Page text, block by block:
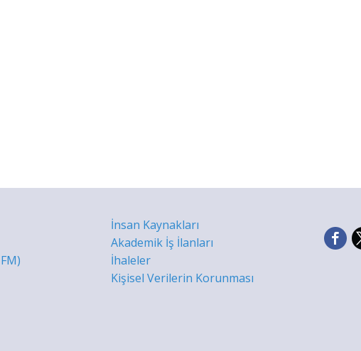
İnsan Kaynakları
Akademik İş İlanları
İhaleler
Kişisel Verilerin Korunması